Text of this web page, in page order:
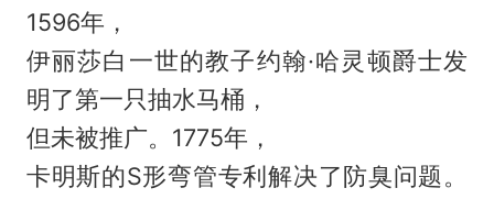
1596年，
伊丽莎白一世的教子约翰·哈灵顿爵士发
明了第一只抽水马桶，
但未被推广。1775年，
卡明斯的S形弯管专利解决了防臭问题。